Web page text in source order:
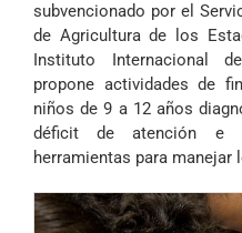
subvencionado por el
de Agricultura de los
Instituto Internacional
propone actividades de
niños de 9 a 12 años
déficit de atención e
herramientas para